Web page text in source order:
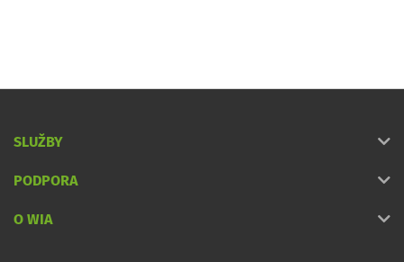
SLUŽBY
PODPORA
O WIA